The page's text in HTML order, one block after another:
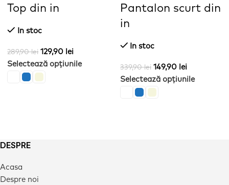
Top din in
In stoc
289,90lei 129,90 lei
Selectează opțiunile
Pantalon scurt din
in
In stoc
339,90lei 149,90 lei
Selectează opțiunile
DESPRE
Acasa
Despre noi